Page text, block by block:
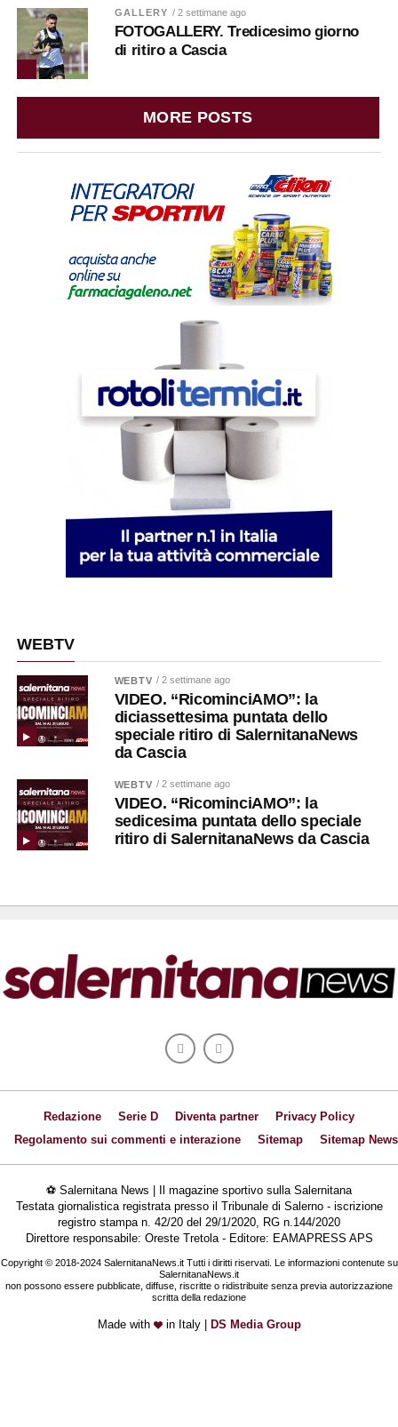
GALLERY / 2 settimane ago
FOTOGALLERY. Tredicesimo giorno
di ritiro a Cascia
MORE POSTS
WEBTV
WEBTV / 2 settimane ago
VIDEO. “RicominciAMO”: la
diciassettesima puntata dello
speciale ritiro di SalernitanaNews
da Cascia
WEBTV / 2 settimane ago
VIDEO. “RicominciAMO”: la
sedicesima puntata dello speciale
ritiro di SalernitanaNews da Cascia
Redazione Serie D Diventa partner
Privacy Policy
Regolamento sui commenti e interazione
Sitemap Sitemap News
⚽ Salernitana News | Il magazine sportivo sulla Salernitana
Testata giornalistica registrata presso il Tribunale di Salerno - iscrizione
registro stampa n. 42/20 del 29/1/2020, RG n.144/2020
Direttore responsabile: Oreste Tretola - Editore: EAMAPRESS APS
Copyright © 2018-2024 SalernitanaNews.it Tutti i diritti riservati. Le informazioni contenute su
SalernitanaNews.it
non possono essere pubblicate, diffuse, riscritte o ridistribuite senza previa autorizzazione
scritta della redazione
Made with in Italy | DS Media Group